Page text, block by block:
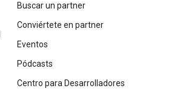
Buscar un partner
Conviértete en partner
Eventos
Pódcasts
Centro para Desarrolladores